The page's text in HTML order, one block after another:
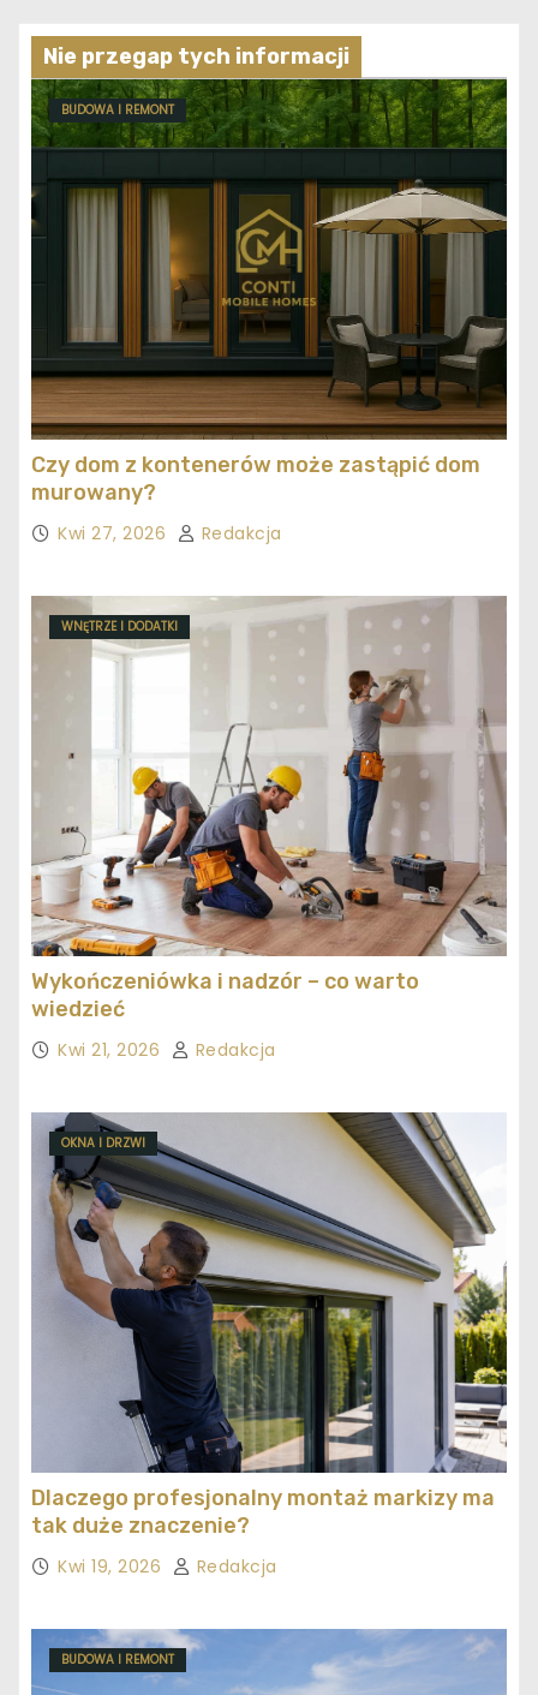
Nie przegap tych informacji
BUDOWA I REMONT
Czy dom z kontenerów może zastąpić dom
murowany?
Kwi 27, 2026 Redakcja
WNĘTRZE I DODATKI
Wykończeniówka i nadzór – co warto
wiedzieć
Kwi 21, 2026 Redakcja
OKNA I DRZWI
Dlaczego profesjonalny montaż markizy ma
tak duże znaczenie?
Kwi 19, 2026 Redakcja
BUDOWA I REMONT